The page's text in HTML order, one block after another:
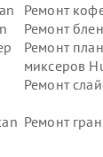
Ремонт
Ремонт
Ремонт
миксеров
Ремонт
Ремонт